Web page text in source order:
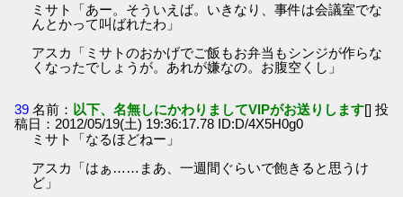
ミサト「あー。そういえば。いきなり、事件は会議室でな
んとかって叫ばれたわ」
アスカ「ミサトのおかげでご飯もお弁当もシンジが作らな
くなったでしょうが。あれが嫌なの。お腹空くし」
39 名前： 以下、名無しにかわりましてVIPがお送りします[] 投
稿日：2012/05/19(土) 19:36:17.78 ID:D/4X5H0g0
ミサト「なるほどねー」
アスカ「はぁ……まあ、一週間ぐらいで飽きると思うけ
ど」